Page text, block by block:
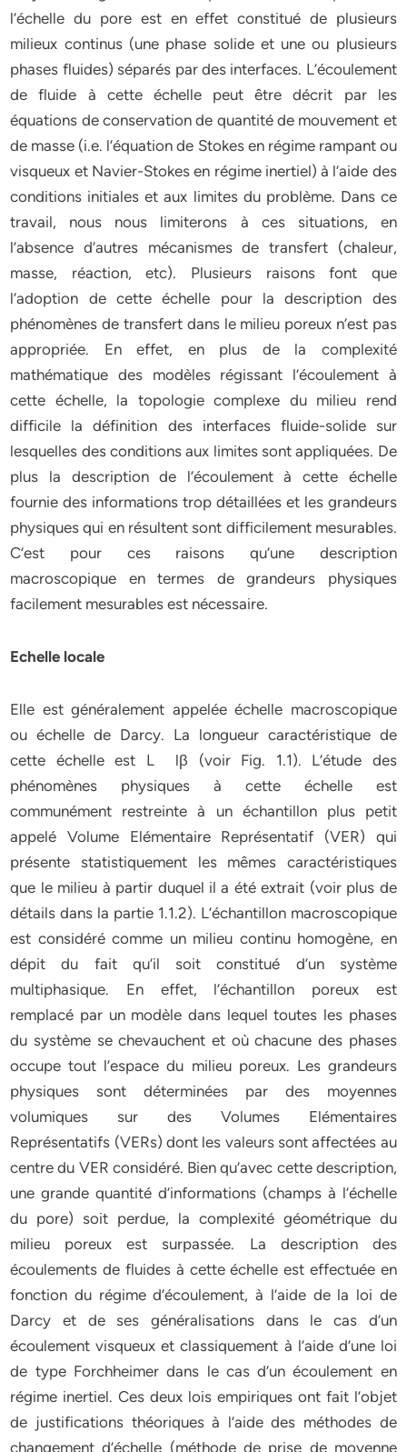
l’échelle du pore est en effet constitué de plusieurs
milieux continus (une phase solide et une ou plusieurs
phases fluides) séparés par des interfaces. L’écoulement
de fluide à cette échelle peut être décrit par les
équations de conservation de quantité de mouvement et
de masse (i.e. l’équation de Stokes en régime rampant ou
visqueux et Navier-Stokes en régime inertiel) à l’aide des
conditions initiales et aux limites du problème. Dans ce
travail, nous nous limiterons à ces situations, en
l’absence d’autres mécanismes de transfert (chaleur,
masse, réaction, etc). Plusieurs raisons font que
l’adoption de cette échelle pour la description des
phénomènes de transfert dans le milieu poreux n’est pas
appropriée. En effet, en plus de la complexité
mathématique des modèles régissant l’écoulement à
cette échelle, la topologie complexe du milieu rend
difficile la définition des interfaces fluide-solide sur
lesquelles des conditions aux limites sont appliquées. De
plus la description de l’écoulement à cette échelle
fournie des informations trop détaillées et les grandeurs
physiques qui en résultent sont difficilement mesurables.
C’est pour ces raisons qu’une description
macroscopique en termes de grandeurs physiques
facilement mesurables est nécessaire.
Echelle locale
Elle est généralement appelée échelle macroscopique
ou échelle de Darcy. La longueur caractéristique de
cette échelle est L lβ (voir Fig. 1.1). L’étude des
phénomènes physiques à cette échelle est
communément restreinte à un échantillon plus petit
appelé Volume Elémentaire Représentatif (VER) qui
présente statistiquement les mêmes caractéristiques
que le milieu à partir duquel il a été extrait (voir plus de
détails dans la partie 1.1.2). L’échantillon macroscopique
est considéré comme un milieu continu homogène, en
dépit du fait qu’il soit constitué d’un système
multiphasique. En effet, l’échantillon poreux est
remplacé par un modèle dans lequel toutes les phases
du système se chevauchent et où chacune des phases
occupe tout l’espace du milieu poreux. Les grandeurs
physiques sont déterminées par des moyennes
volumiques sur des Volumes Elémentaires
Représentatifs (VERs) dont les valeurs sont affectées au
centre du VER considéré. Bien qu’avec cette description,
une grande quantité d’informations (champs à l’échelle
du pore) soit perdue, la complexité géométrique du
milieu poreux est surpassée. La description des
écoulements de fluides à cette échelle est effectuée en
fonction du régime d’écoulement, à l’aide de la loi de
Darcy et de ses généralisations dans le cas d’un
écoulement visqueux et classiquement à l’aide d’une loi
de type Forchheimer dans le cas d’un écoulement en
régime inertiel. Ces deux lois empiriques ont fait l’objet
de justifications théoriques à l’aide des méthodes de
changement d’échelle (méthode de prise de moyenne